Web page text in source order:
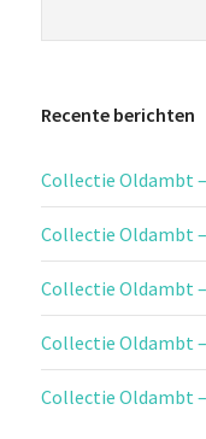
Recente berichten
Collectie Oldambt
Collectie Oldambt
Collectie Oldambt
Collectie Oldambt
Collectie Oldambt